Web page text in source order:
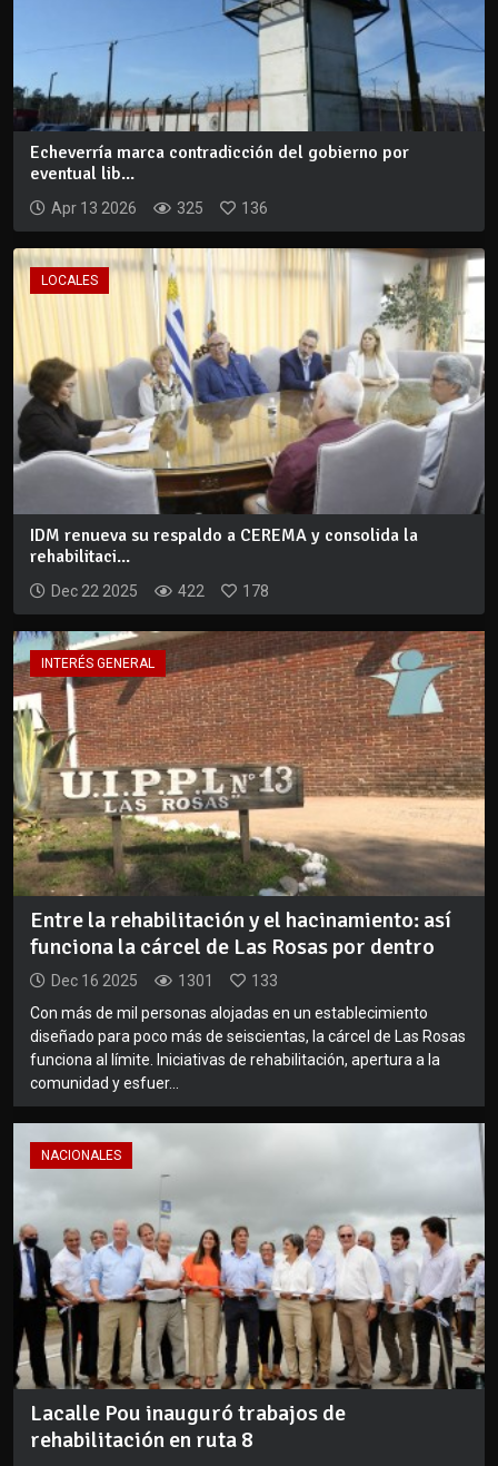
Echeverría marca contradicción del gobierno por
eventual lib...
Apr 13 2026 325 136
LOCALES
IDM renueva su respaldo a CEREMA y consolida la
rehabilitaci...
Dec 22 2025 422 178
INTERÉS GENERAL
Entre la rehabilitación y el hacinamiento: así
funciona la cárcel de Las Rosas por dentro
Dec 16 2025 1301
133
Con más de mil personas alojadas en un establecimiento
diseñado para poco más de seiscientas, la cárcel de Las Rosas
funciona al límite. Iniciativas de rehabilitación, apertura a la
comunidad y esfuer...
NACIONALES
Lacalle Pou inauguró trabajos de
rehabilitación en ruta 8